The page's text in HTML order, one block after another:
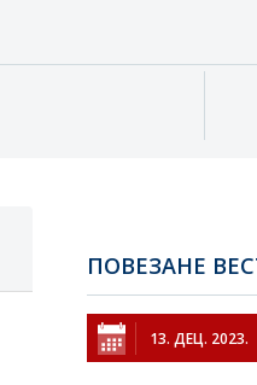
ПОВЕЗАНЕ
13. ДЕЦ. 2023.